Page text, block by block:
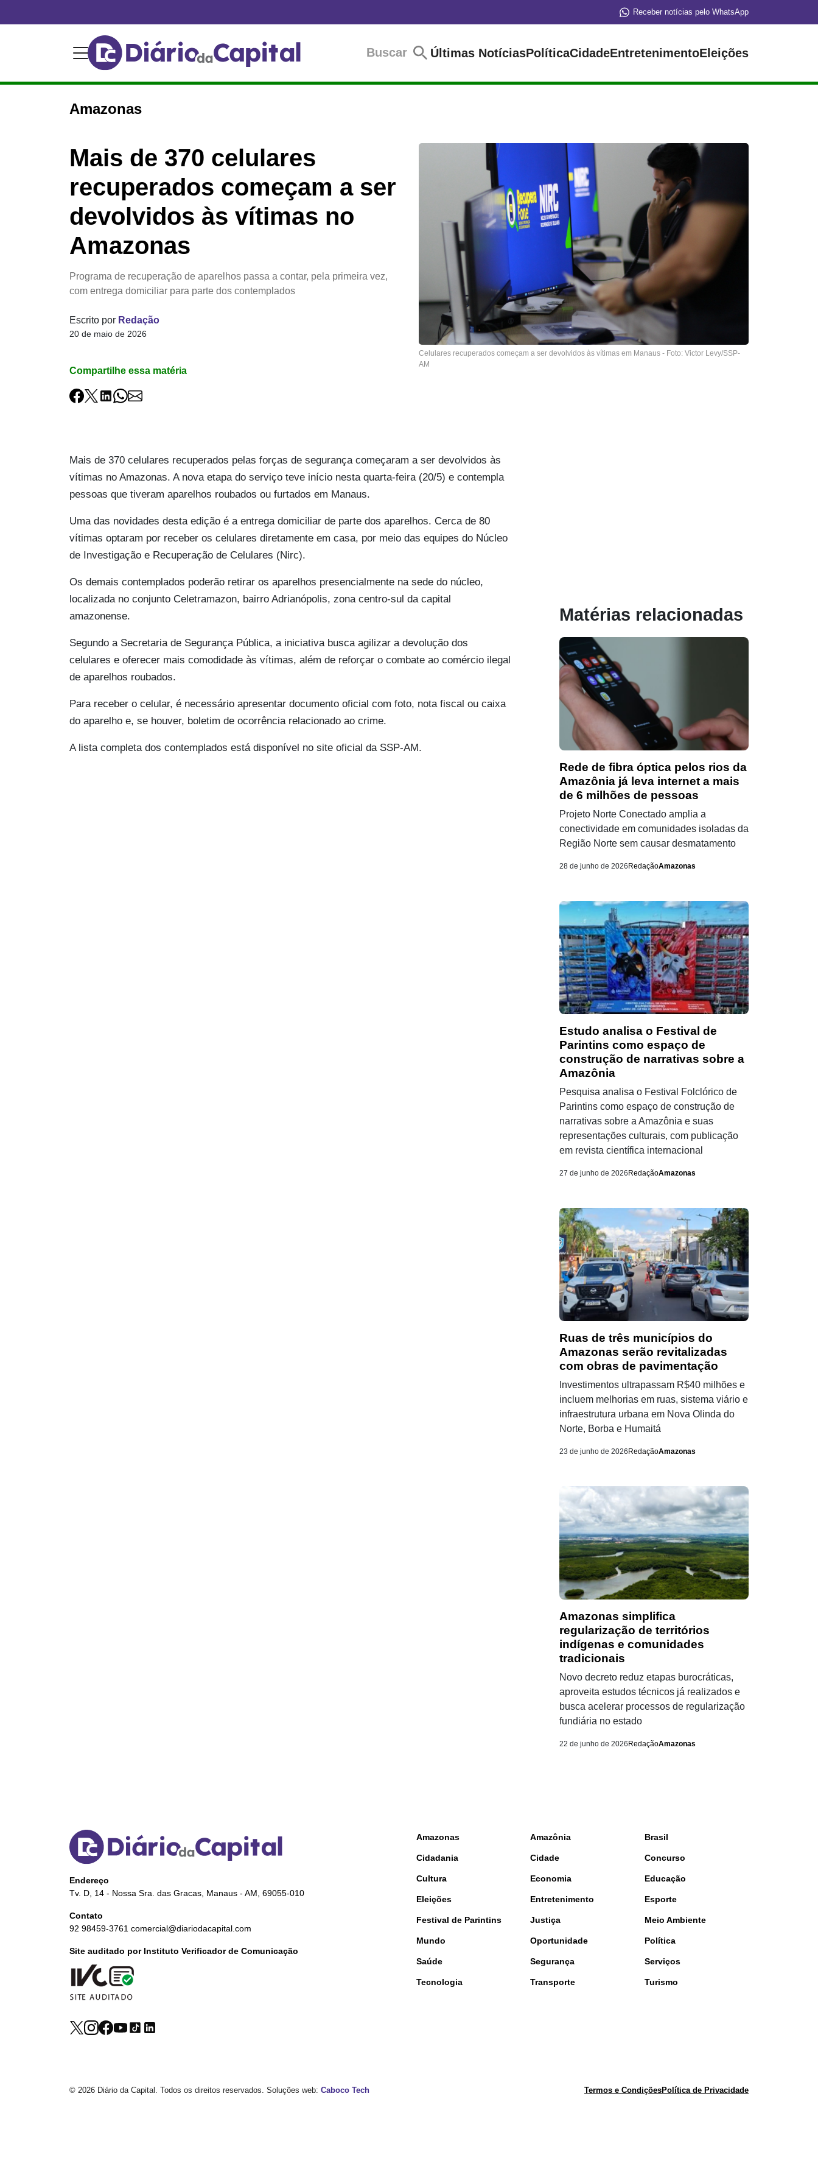
Receber notícias pelo WhatsApp
Buscar Últimas NotíciasPolíticaCidadeEntretenimentoEleições
Amazonas
Mais de 370 celulares
recuperados começam a ser
devolvidos às vítimas no
Amazonas
Programa de recuperação de aparelhos passa a contar, pela primeira vez,
com entrega domiciliar para parte dos contemplados
Escrito por Redação
20 de maio de 2026
Compartilhe essa matéria
Celulares recuperados começam a ser devolvidos às vítimas em Manaus - Foto: Victor Levy/SSP-
AM
Mais de 370 celulares recuperados pelas forças de segurança começaram a ser devolvidos às
vítimas no Amazonas. A nova etapa do serviço teve início nesta quarta-feira (20/5) e contempla
pessoas que tiveram aparelhos roubados ou furtados em Manaus.
Uma das novidades desta edição é a entrega domiciliar de parte dos aparelhos. Cerca de 80
vítimas optaram por receber os celulares diretamente em casa, por meio das equipes do Núcleo
de Investigação e Recuperação de Celulares (Nirc).
Os demais contemplados poderão retirar os aparelhos presencialmente na sede do núcleo,
localizada no conjunto Celetramazon, bairro Adrianópolis, zona centro-sul da capital
amazonense.
Segundo a Secretaria de Segurança Pública, a iniciativa busca agilizar a devolução dos
celulares e oferecer mais comodidade às vítimas, além de reforçar o combate ao comércio ilegal
de aparelhos roubados.
Para receber o celular, é necessário apresentar documento oficial com foto, nota fiscal ou caixa
do aparelho e, se houver, boletim de ocorrência relacionado ao crime.
A lista completa dos contemplados está disponível no site oficial da SSP-AM.
Matérias relacionadas
Rede de fibra óptica pelos rios da
Amazônia já leva internet a mais
de 6 milhões de pessoas
Projeto Norte Conectado amplia a
conectividade em comunidades isoladas da
Região Norte sem causar desmatamento
28 de junho de 2026 RedaçãoAmazonas
Estudo analisa o Festival de
Parintins como espaço de
construção de narrativas sobre a
Amazônia
Pesquisa analisa o Festival Folclórico de
Parintins como espaço de construção de
narrativas sobre a Amazônia e suas
representações culturais, com publicação
em revista científica internacional
27 de junho de 2026 RedaçãoAmazonas
Ruas de três municípios do
Amazonas serão revitalizadas
com obras de pavimentação
Investimentos ultrapassam R$40 milhões e
incluem melhorias em ruas, sistema viário e
infraestrutura urbana em Nova Olinda do
Norte, Borba e Humaitá
23 de junho de 2026 RedaçãoAmazonas
Amazonas simplifica
regularização de territórios
indígenas e comunidades
tradicionais
Novo decreto reduz etapas burocráticas,
aproveita estudos técnicos já realizados e
busca acelerar processos de regularização
fundiária no estado
22 de junho de 2026 RedaçãoAmazonas
Endereço
Tv. D, 14 - Nossa Sra. das Gracas, Manaus - AM, 69055-010
Contato
92 98459-3761 comercial@diariodacapital.com
Site auditado por Instituto Verificador de Comunicação
Amazonas Amazônia Brasil
Cidadania Cidade Concurso
Cultura Economia Educação
Eleições Entretenimento Esporte
Festival de Parintins Justiça Meio Ambiente
Mundo Oportunidade Política
Saúde Segurança Serviços
Tecnologia Transporte Turismo
© 2026 Diário da Capital. Todos os direitos reservados. Soluções web: Caboco Tech Termos e CondiçõesPolítica de Privacidade